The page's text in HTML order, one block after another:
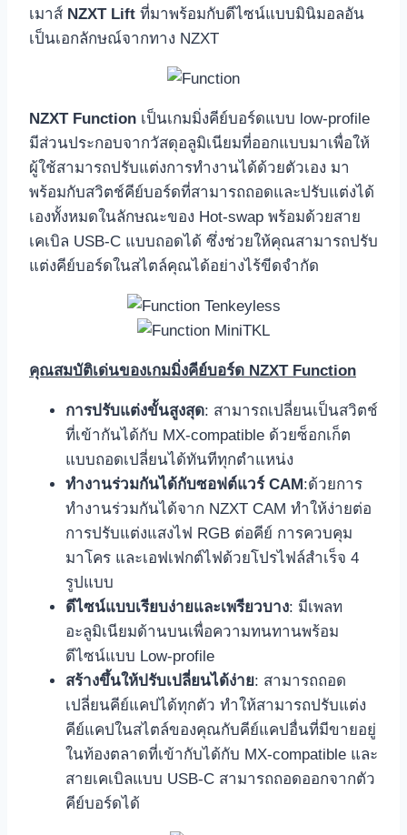
เมาส์ NZXT Lift ที่มาพร้อมกับดีไซน์แบบมินิมอลอัน
เป็นเอกลักษณ์จากทาง NZXT
NZXT Function เป็นเกมมิ่งคีย์บอร์ดแบบ low-profile
มีส่วนประกอบจากวัสดุอลูมิเนียมที่ออกแบบมาเพื่อให้
ผู้ใช้สามารถปรับแต่งการทำงานได้ด้วยตัวเอง มา
พร้อมกับสวิตช์คีย์บอร์ดที่สามารถถอดและปรับแต่งได้
เองทั้งหมดในลักษณะของ Hot-swap พร้อมด้วยสาย
เคเบิล USB-C แบบถอดได้ ซึ่งช่วยให้คุณสามารถปรับ
แต่งคีย์บอร์ดในสไตล์คุณได้อย่างไร้ขีดจำกัด
คุณสมบัติเด่นของเกมมิ่งคีย์บอร์ด NZXT Function
การปรับแต่งขั้นสูงสุด: สามารถเปลี่ยนเป็นสวิตช์
ที่เข้ากันได้กับ MX-compatible ด้วยซ็อกเก็ต
แบบถอดเปลี่ยนได้ทันทีทุกตำแหน่ง
ทำงานร่วมกันได้กับซอฟต์แวร์ CAM:ด้วยการ
ทำงานร่วมกันได้จาก NZXT CAM ทำให้ง่ายต่อ
การปรับแต่งแสงไฟ RGB ต่อคีย์ การควบคุม
มาโคร และเอฟเฟกต์ไฟด้วยโปรไฟล์สำเร็จ 4
รูปแบบ
ดีไซน์แบบเรียบง่ายและเพรียวบาง: มีเพลท
อะลูมิเนียมด้านบนเพื่อความทนทานพร้อม
ดีไซน์แบบ Low-profile
สร้างขึ้นให้ปรับเปลี่ยนได้ง่าย: สามารถถอด
เปลี่ยนคีย์แคปได้ทุกตัว ทำให้สามารถปรับแต่ง
คีย์แคปในสไตล์ของคุณกับคีย์แคปอื่นที่มีขายอยู่
ในท้องตลาดที่เข้ากับได้กับ MX-compatible และ
สายเคเบิลแบบ USB-C สามารถถอดออกจากตัว
คีย์บอร์ดได้